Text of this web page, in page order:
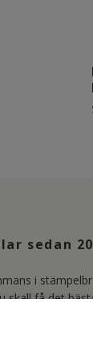
sedan
i
skall få det
om oss under